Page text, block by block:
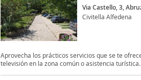
Via Castello, 3,
Civitella Alfedena
Aprovecha los prácticos servicios que se te
televisión en la zona común o asistencia